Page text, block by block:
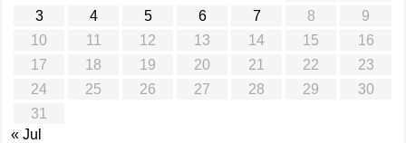
3
4 5 6 7 8
9
10
11 12 13 14 15
16
17
18 19 20 21 22
23
24
25 26 27 28 29
30
31
« Jul